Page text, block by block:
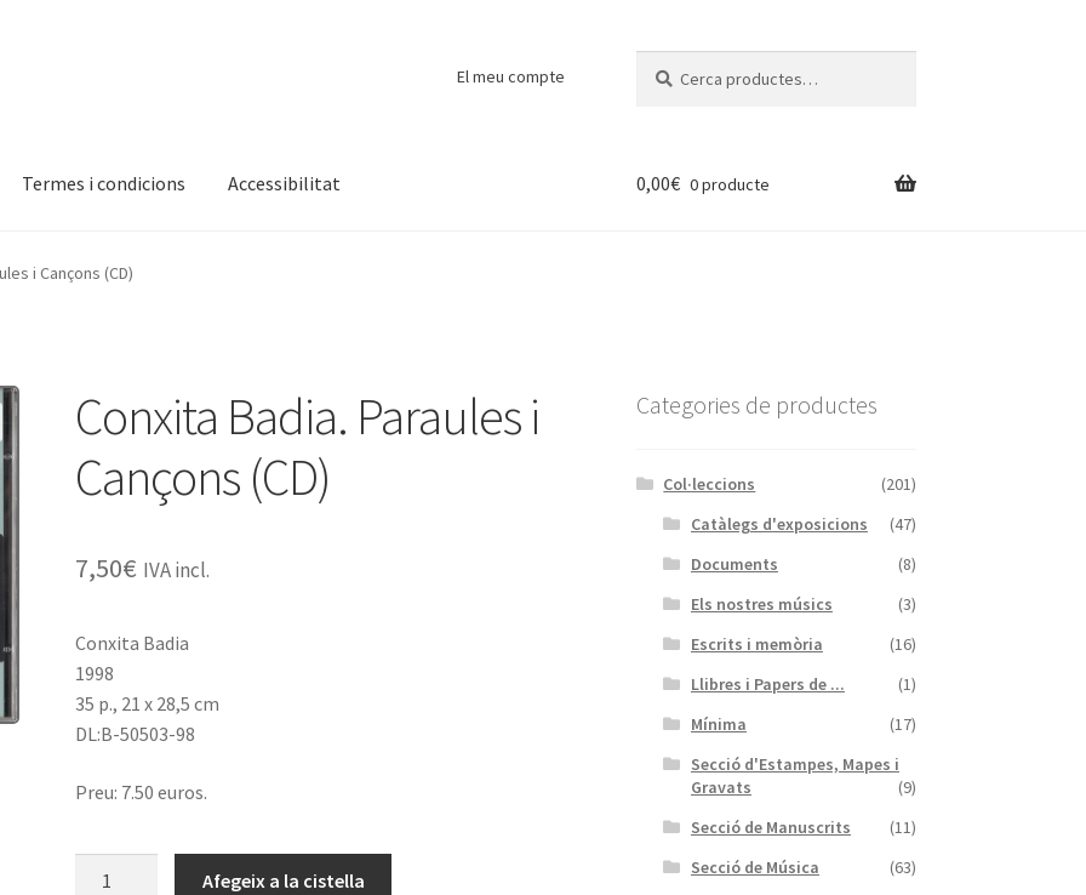
El meu compte
Termes i condicions Accessibilitat
Finalitzar compra
0,00€ 0 producte
i Cançons (CD)
Conxita Badia. Paraules i
Cançons (CD)
7,50€ IVA incl.
Conxita Badia
1998
35 p., 21 x 28,5 cm
DL:B-50503-98
Preu: 7.50 euros.
Afegeix a la cistella
Categories de productes
Col·leccions
(201)
Catàlegs d'exposicions
(47)
Documents
(8)
Els nostres músics
(3)
Escrits i memòria
(16)
Llibres i Papers de ...
(1)
Mínima
(17)
Secció d'Estampes, Mapes i
Gravats
(9)
Secció de Manuscrits
(11)
Secció de Música
(63)